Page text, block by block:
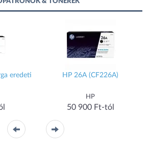
eredeti
HP 26A (CF226A)
HP
50 900 Ft-tól